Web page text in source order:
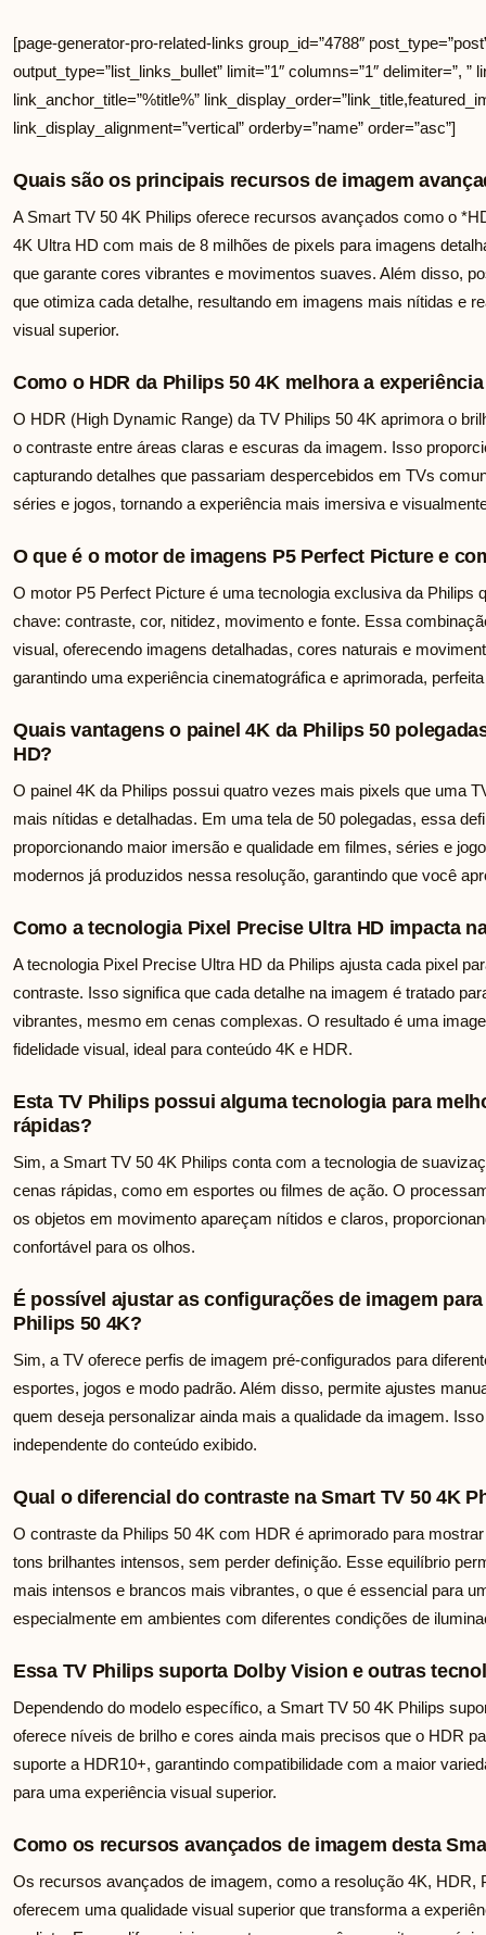
[page-generator-pro-related-links group_id=”4788″
output_type=”list_links_bullet” limit=”1″ columns=”1″ delimiter=”, ”
link_anchor_title=”%title%”
link_display_alignment=”vertical” orderby=”name” order=”asc”]
Quais são os principais recursos de imagem
A Smart TV 50 4K Philips oferece recursos avançados como o
4K Ultra HD com mais de 8 milhões de pixels para imagens
que garante cores vibrantes e movimentos suaves. Além disso,
que otimiza cada detalhe, resultando em imagens mais nítidas e
visual superior.
Como o HDR da Philips 50 4K melhora a
O HDR (High Dynamic Range) da TV Philips 50 4K aprimora o
o contraste entre áreas claras e escuras da imagem. Isso
capturando detalhes que passariam despercebidos em TVs
séries e jogos, tornando a experiência mais imersiva e
O que é o motor de imagens P5 Perfect Picture e
O motor P5 Perfect Picture é uma tecnologia exclusiva da
chave: contraste, cor, nitidez, movimento e fonte. Essa
visual, oferecendo imagens detalhadas, cores naturais e
garantindo uma experiência cinematográfica e aprimorada,
Quais vantagens o painel 4K da Philips 50
HD?
O painel 4K da Philips possui quatro vezes mais pixels que uma
mais nítidas e detalhadas. Em uma tela de 50 polegadas, essa
proporcionando maior imersão e qualidade em filmes, séries e
modernos já produzidos nessa resolução, garantindo que você
Como a tecnologia Pixel Precise Ultra HD impacta
A tecnologia Pixel Precise Ultra HD da Philips ajusta cada pixel
contraste. Isso significa que cada detalhe na imagem é tratado
vibrantes, mesmo em cenas complexas. O resultado é uma
fidelidade visual, ideal para conteúdo 4K e HDR.
Esta TV Philips possui alguma tecnologia para
rápidas?
Sim, a Smart TV 50 4K Philips conta com a tecnologia de
cenas rápidas, como em esportes ou filmes de ação. O
os objetos em movimento apareçam nítidos e claros,
confortável para os olhos.
É possível ajustar as configurações de imagem
Philips 50 4K?
Sim, a TV oferece perfis de imagem pré-configurados para
esportes, jogos e modo padrão. Além disso, permite ajustes
quem deseja personalizar ainda mais a qualidade da imagem.
independente do conteúdo exibido.
Qual o diferencial do contraste na Smart TV 50 4K
O contraste da Philips 50 4K com HDR é aprimorado para
tons brilhantes intensos, sem perder definição. Esse equilíbrio
mais intensos e brancos mais vibrantes, o que é essencial para
especialmente em ambientes com diferentes condições de
Essa TV Philips suporta Dolby Vision e outras
Dependendo do modelo específico, a Smart TV 50 4K Philips
oferece níveis de brilho e cores ainda mais precisos que o HDR
suporte a HDR10+, garantindo compatibilidade com a maior
para uma experiência visual superior.
Como os recursos avançados de imagem desta
Os recursos avançados de imagem, como a resolução 4K, HDR,
oferecem uma qualidade visual superior que transforma a